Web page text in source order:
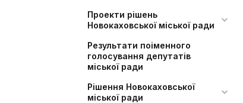
Проекти рішень
Новокаховської міської ради
Результати поіменного
голосування депутатів
міської ради
Рішення Новокаховської
міської ради